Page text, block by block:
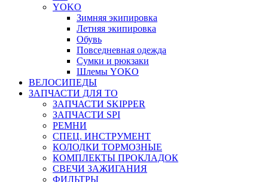
YOKO
Зимняя экипировка
Летняя экипировка
Обувь
Повседневная одежда
Сумки и рюкзаки
Шлемы YOKO
ВЕЛОСИПЕДЫ
ЗАПЧАСТИ ДЛЯ ТО
ЗАПЧАСТИ SKIPPER
ЗАПЧАСТИ SPI
РЕМНИ
СПЕЦ. ИНСТРУМЕНТ
КОЛОДКИ ТОРМОЗНЫЕ
КОМПЛЕКТЫ ПРОКЛАДОК
СВЕЧИ ЗАЖИГАНИЯ
ФИЛЬТРЫ